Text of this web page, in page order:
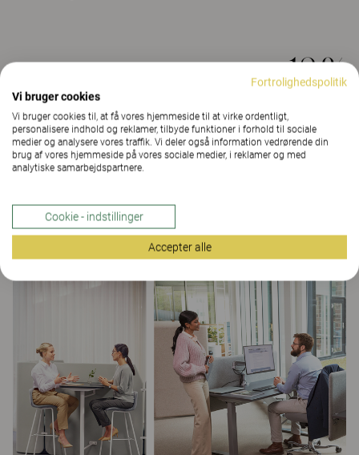
18 %
I en undersøgelse svarede 5.000 kontoransatte på,
hvilken slags møder de tror, man vil se på kontoret i
fremtiden. Den estimerede fordeling viser, at
Resultatet er et vigtigt aspekt at have i tankerne, når
man udformer fremtidens kontor.
Fortrolighedspolitik
Vi bruger cookies
Vi bruger cookies til, at få vores hjemmeside til at virke ordentligt,
personalisere indhold og reklamer, tilbyde funktioner i forhold til sociale
medier og analysere vores traffik. Vi deler også information vedrørende din
brug af vores hjemmeside på vores sociale medier, i reklamer og med
analytiske samarbejdspartnere.
Cookie - indstillinger
Accepter alle